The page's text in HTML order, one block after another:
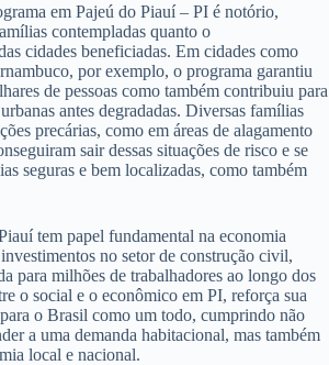
em Pajeú do Piauí – PI é notório,
contempladas quanto o
cidades beneficiadas. Em cidades como
por exemplo, o programa garantiu
de pessoas como também contribuiu para
antes degradadas. Diversas famílias
precárias, como em áreas de alagamento
sair dessas situações de risco e se
seguras e bem localizadas, como também
tem papel fundamental na economia
no setor de construção civil,
para milhões de trabalhadores ao longo dos
o social e o econômico em PI, reforça sua
o Brasil como um todo, cumprindo não
a uma demanda habitacional, mas também
local e nacional.